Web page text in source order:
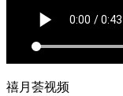
禧月荟视频